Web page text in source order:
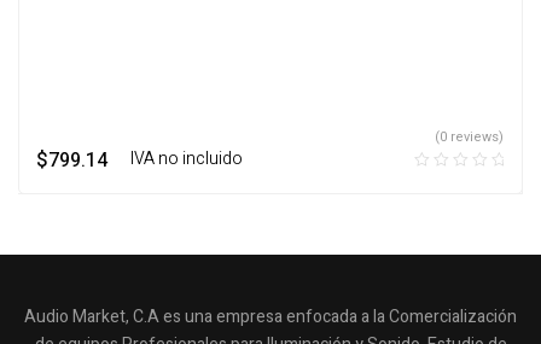
$799.14 ‎ ‎ ‎ IVA no incluido
(0 reviews)
Audio Market, C.A es una empresa enfocada a la Comercialización